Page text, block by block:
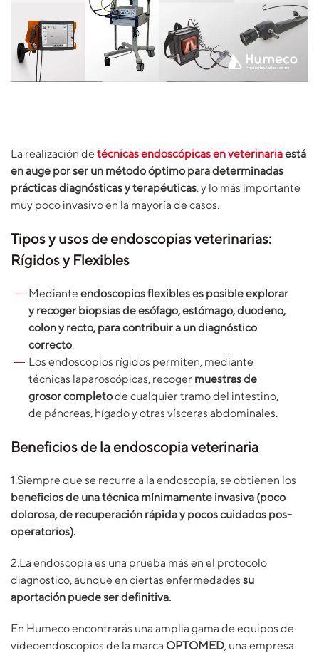
La realización de técnicas endoscópicas en veterinariaestá
en auge por ser un método óptimo para determinadas
prácticas diagnósticas y terapéuticas, y lo más importante
muy poco invasivo en la mayoría de casos.
Tipos y usos de endoscopias veterinarias:
Rígidos y Flexibles
Mediante endoscopios flexibles es posible explorar
y recoger biopsias de esófago, estómago, duodeno,
colon y recto, para contribuir a un diagnóstico
correcto.
Los endoscopios rígidos permiten, mediante
técnicas laparoscópicas, recoger muestras de
grosor completode cualquier tramo del intestino,
de páncreas, hígado y otras vísceras abdominales.
Beneficios de la endoscopia veterinaria
1.Siempre que se recurre a la endoscopia, se obtienen los
beneficios de una técnica mínimamente invasiva (poco
dolorosa, de recuperación rápida y pocos cuidados pos-
operatorios).
2.La endoscopia es una prueba más en el protocolo
diagnóstico, aunque en ciertas enfermedades su
aportación puede ser definitiva.
En Humeco encontrarás una amplia gama de equipos de
videoendoscopios de la marca OPTOMED, una empresa